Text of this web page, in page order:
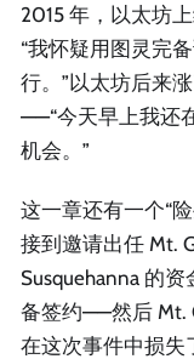
2015 年，以太坊
“我怀疑用图灵完
行。”以太坊后来
——“今天早上我还
机会。”
这一章还有一个“
接到邀请出任 Mt.
Susquehanna 的
备签约——然后 Mt.
在这次事件中损失